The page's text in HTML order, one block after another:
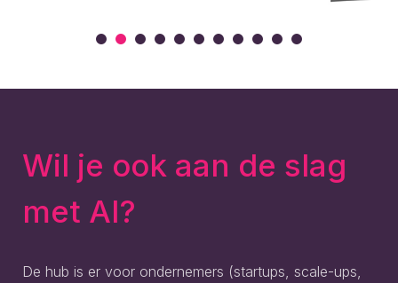
Wil je ook aan de slag
met AI?
De hub is er voor ondernemers (startups, scale-ups,